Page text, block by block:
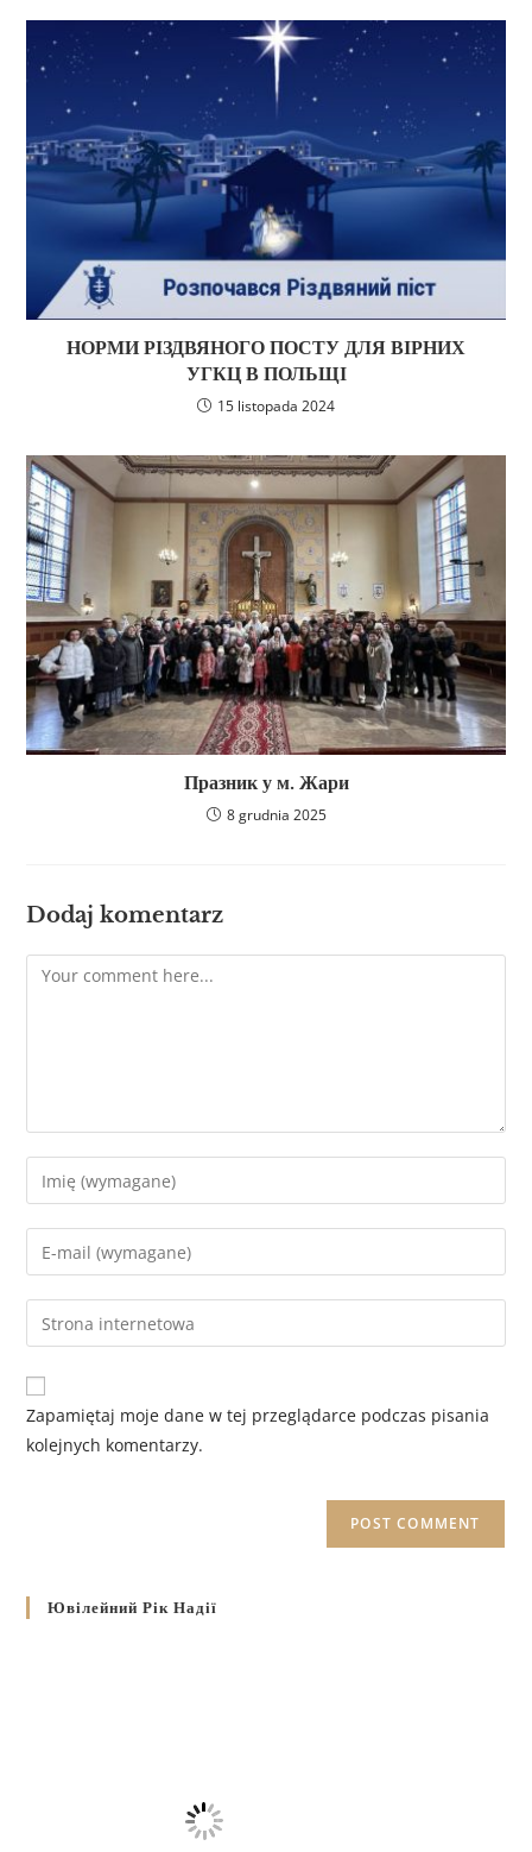
НОРМИ РІЗДВЯНОГО ПОСТУ ДЛЯ ВІРНИХ
УГКЦ В ПОЛЬЩІ
15 listopada 2024
Празник у м. Жари
8 grudnia 2025
Dodaj komentarz
Zapamiętaj moje dane w tej przeglądarce podczas pisania
kolejnych komentarzy.
Ювілейний Рік Надії